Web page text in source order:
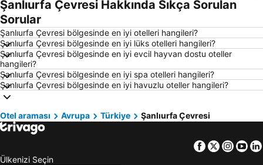
İstanbul Otelleri
Alaçatı Otelleri
İzmir Otelleri
Bozcaada Otelleri
Manavgat Otelleri
Çanakkale Otelleri
Ölüdeniz Otelleri
Erdek Otelleri
Kıbrıs Otelleri
Aydın Çevresi Otelleri
Kapadokya Otelleri
Ege Bölgesi Otelleri
Akdeniz Bölgesi Otelleri
Yunanistan Otelleri
Şanlıurfa Çevresi Hakkında Sıkça Sorulan
Sorular
Şanlıurfa Çevresi bölgesinde en iyi otelleri hangileri?
Şanlıurfa Çevresi bölgesinde en iyi lüks otelleri hangileri?
Şanlıurfa Çevresi bölgesinde en iyi evcil hayvan dostu oteller
hangileri?
Şanlıurfa Çevresi bölgesinde en iyi spa otelleri hangileri?
Şanlıurfa Çevresi bölgesinde en iyi havuzlu oteller hangileri?
Otel araması Avrupa Türkiye Şanlıurfa Çevresi
Facebook
Twitter
Ülkenizi Seçin